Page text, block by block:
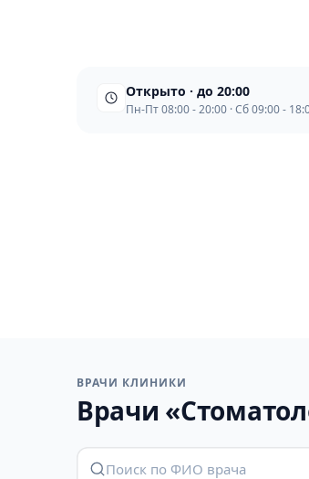
Открыто · до 20:00
Пн-Пт 08:00 - 20:00 · Сб 09:00 -
ВРАЧИ КЛИНИКИ
Врачи